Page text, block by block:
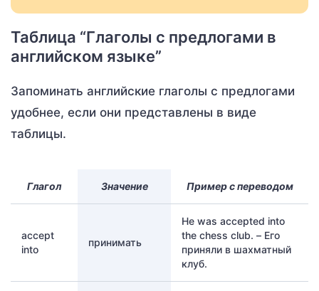
Таблица “Глаголы с предлогами в
английском языке”
Запоминать английские глаголы с предлогами
удобнее, если они представлены в виде
таблицы.
Глагол Значение Пример с переводом
accept
into
принимать
He was accepted into
the chess club. – Его
приняли в шахматный
клуб.